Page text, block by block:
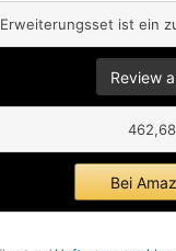
ist ein
Review
Bei